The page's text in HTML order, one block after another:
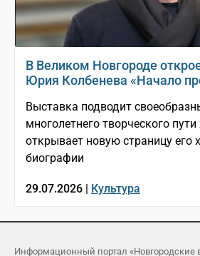
В Великом Новгороде
Юрия Колбенева «Начало
Выставка подводит
многолетнего творческого
открывает новую страницу его
биографии
29.07.2026 | Культура
Информационный портал «Новгородские